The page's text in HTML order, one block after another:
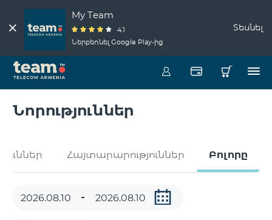
My Team
4.1
Ներբեռնել Google Play-ից
Տեսնել
Նորություններ
Հայտարարություններ Բոլորը